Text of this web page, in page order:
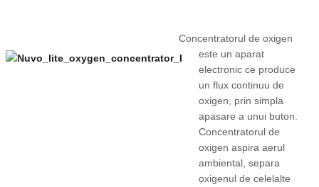
Concentratorul de oxigen
este un aparat
electronic ce produce
un flux continuu de
oxigen, prin simpla
apasare a unui buton.
Concentratorul de
oxigen aspira aerul
ambiental, separa
oxigenul de celelalte